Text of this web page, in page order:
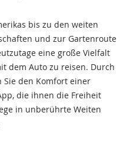
bis zu den weiten
und zur Gartenroute
eine große Vielfalt
dem Auto zu reisen. Durch
Sie den Komfort einer
die ihnen die Freiheit
in unberührte Weiten